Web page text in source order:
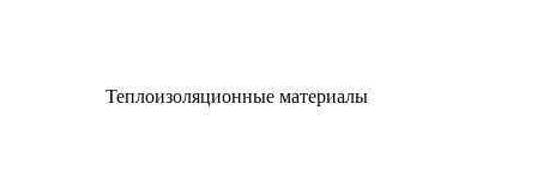
Теплоизоляционные материалы